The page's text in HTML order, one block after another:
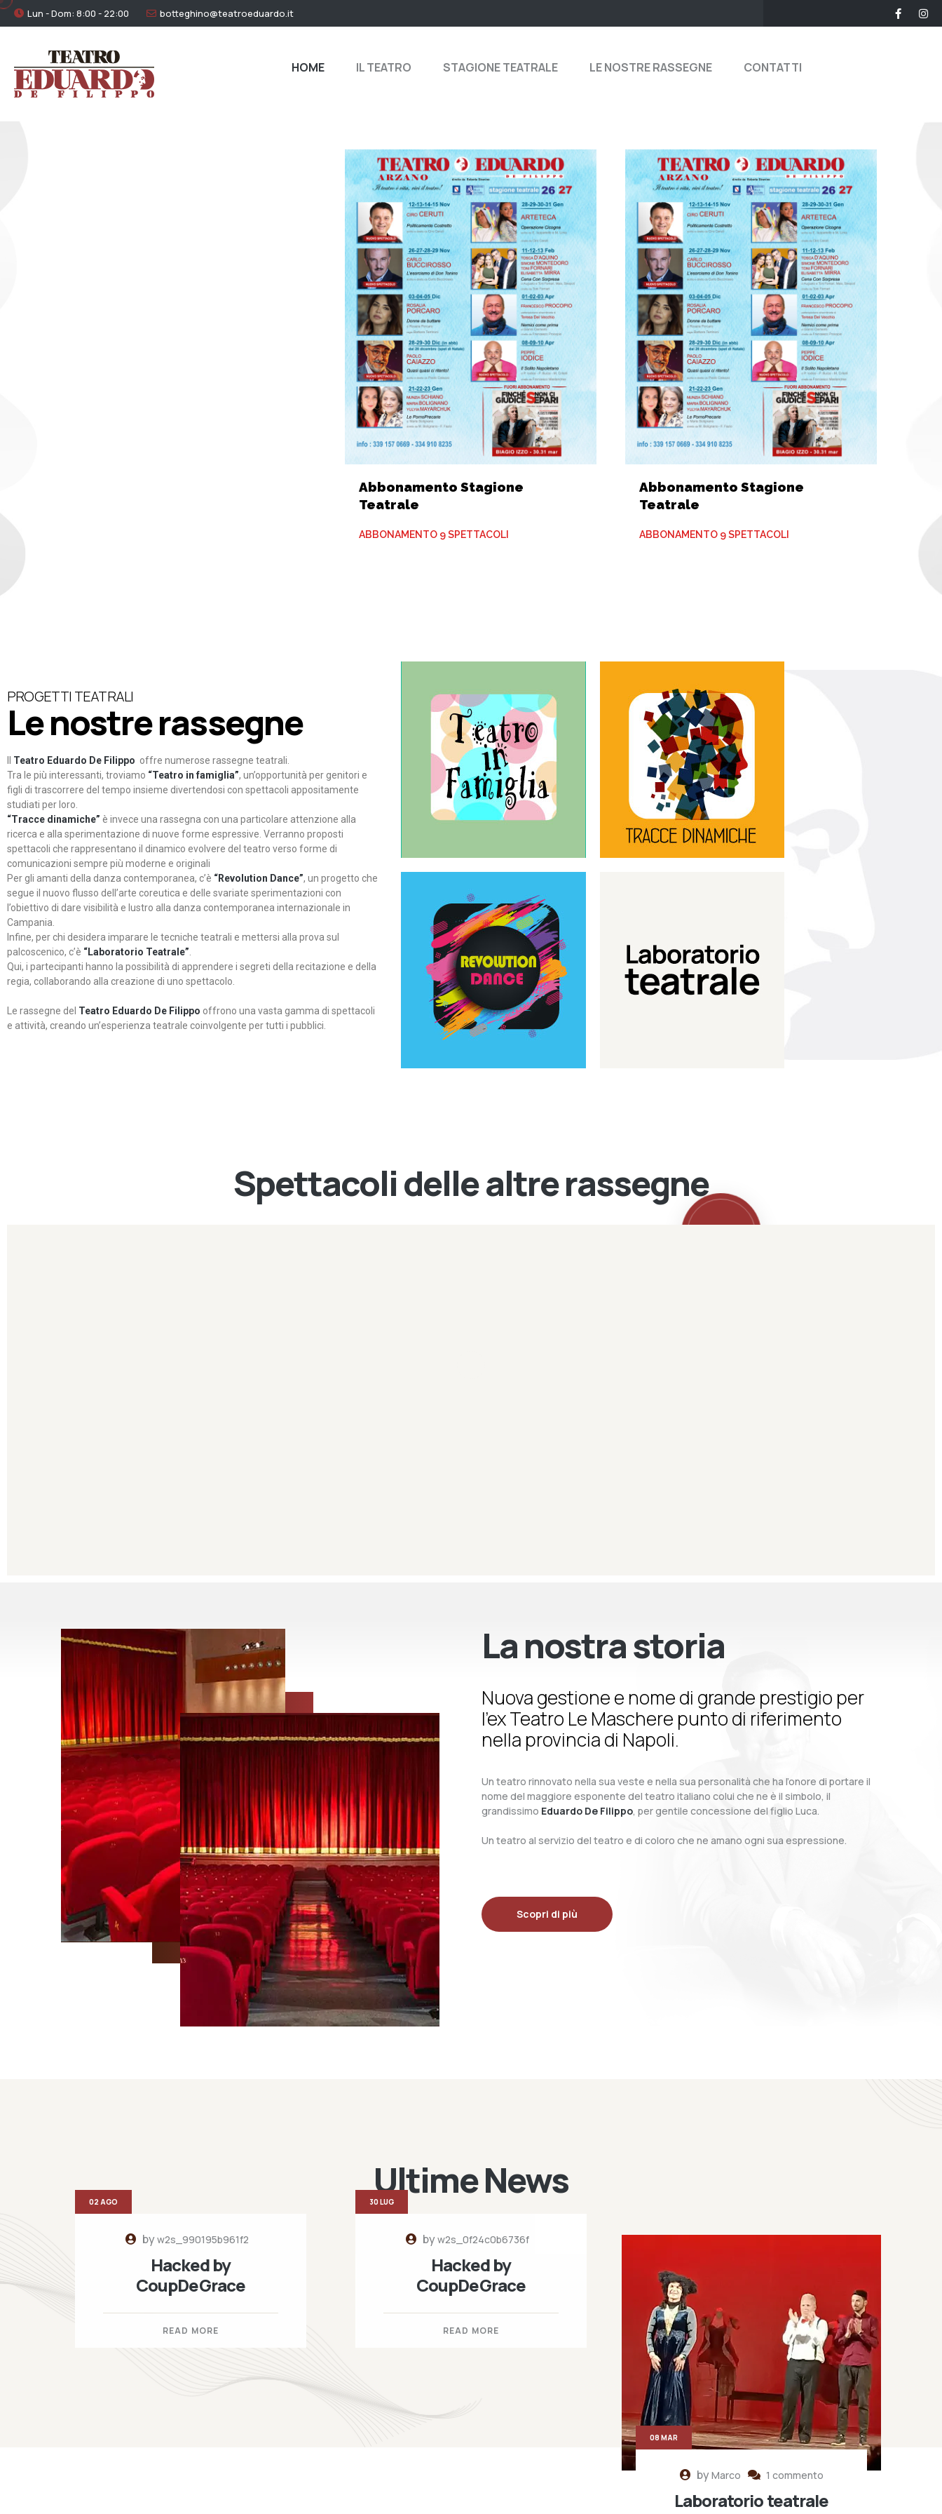
Lun - Dom: 8:00 - 22:00 botteghino@teatroeduardo.it
HOME IL TEATRO STAGIONE TEATRALE LE NOSTRE RASSEGNE CONTATTI
Abbonamento Stagione
Teatrale
ABBONAMENTO 9 SPETTACOLI
Abbonamento Stagione
Teatrale
ABBONAMENTO 9 SPETTACOLI
PROGETTI TEATRALI
Le nostre rassegne
Teatro Eduardo De Filippo offre numerose rassegne teatrali.
Tra le più interessanti, troviamo “Teatro in famiglia”, un’opportunità per genitori e
figli di trascorrere del tempo insieme divertendosi con spettacoli appositamente
studiati per loro.
“Tracce dinamiche” è invece una rassegna con una particolare attenzione alla
ricerca e alla sperimentazione di nuove forme espressive. Verranno proposti
spettacoli che rappresentano il dinamico evolvere del teatro verso forme di
comunicazioni sempre più moderne e originali
Per gli amanti della danza contemporanea, c’è “Revolution Dance”, un progetto che
segue il nuovo flusso dell’arte coreutica e delle svariate sperimentazioni con
l’obiettivo di dare visibilità e lustro alla danza contemporanea internazionale in
Campania.
Infine, per chi desidera imparare le tecniche teatrali e mettersi alla prova sul
palcoscenico, c’è “Laboratorio Teatrale”
Qui, i partecipanti hanno la possibilità di apprendere i segreti della recitazione e della
regia, collaborando alla creazione di uno spettacolo.
Le rassegne del Teatro Eduardo De Filippo offrono una vasta gamma di spettacoli
e attività, creando un’esperienza teatrale coinvolgente per tutti i pubblici.
Teatro in famiglia
Teatro In Famiglia è una
rassegna di teatro concepita
per far condividere e godere
del teatro all’intera famiglia.
Continua
Tracce dinamiche
Tracce Dinamiche è una
rassegna di teatro
d’innovazione e sperimentale.
Continua
Revolution Dance
Rassegna di danza
contemporanea – I Edizione
Continua
Laboratorio di teatro del
Teatro Eduardo de Filippo
Spettacoli delle altre rassegne
La nostra storia
Nuova gestione e nome di grande prestigio per
l’ex Teatro Le Maschere punto di riferimento
nella provincia di Napoli.
Un teatro rinnovato nella sua veste e nella sua personalità che ha l’onore di portare il
nome del maggiore esponente del teatro italiano colui che ne è il simbolo, il
grandissimo Eduardo De Filippo, per gentile concessione del figlio Luca.
Un teatro al servizio del teatro e di coloro che ne amano ogni sua espressione.
Scopri di più
Ultime News
byw2s_990195b961f2
Hacked by
CoupDeGrace
READ MORE
02 AGO
byw2s_0f24c0b6736f
Hacked by
CoupDeGrace
READ MORE
30 LUG
byMarco 1 commento
Laboratorio teatrale
08 MAR